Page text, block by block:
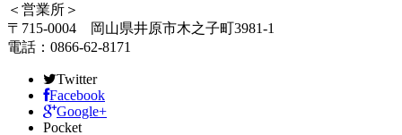
＜営業所＞
〒715-0004 岡山県井原市木之子町3981-1
電話：0866-62-8171
Twitter
Facebook
Google+
Pocket